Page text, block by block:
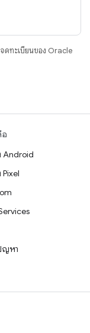
จดทะเบียนของ Oracle
Android
ญหา